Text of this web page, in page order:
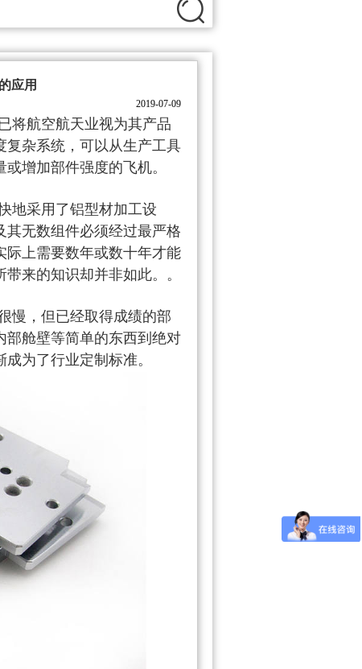
应用
2019-07-09
将航空航天业视为其产品
复杂系统，可以从生产工具
增加部件强度的飞机。
地采用了铝型材加工设
其无数组件必须经过最严格
际上需要数年或数十年才能
来的知识却并非如此。。
慢，但已经取得成绩的部
部舱壁等简单的东西到绝对
为了行业定制标准。